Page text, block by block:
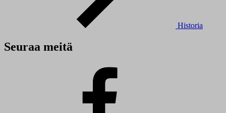
Historia
Seuraa meitä